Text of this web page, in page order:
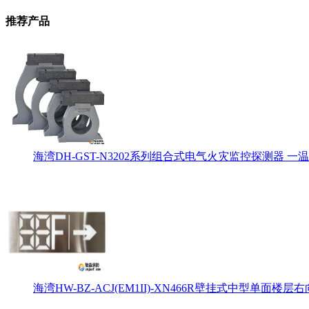
推荐产品
海湾DH-GST-N3202系列组合式电气火灾监控探测器 一温
海湾HW-BZ-ACJ(EM1II)-XN466R壁挂式中型单面楼层右